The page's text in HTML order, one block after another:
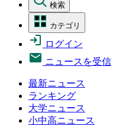
検索
カテゴリ
ログイン
ニュースを受信
最新ニュース
ランキング
大学ニュース
小中高ニュース